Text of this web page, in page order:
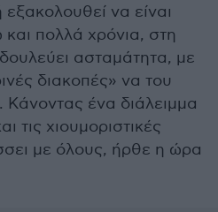
να είναι
πολλά χρόνια, στη
ασταμάτητα, με
διακοπές» να του
ένα διάλειμμα
τις χιουμοριστικές
με όλους, ήρθε η ώρα